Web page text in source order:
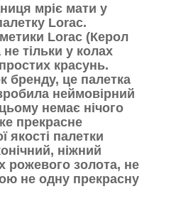
мріє мати у
Lorac.
Lorac (Керол
тільки у колах
красунь.
бренду, це палетка
неймовірний
немає нічого
прекрасне
якості палетки
ніжний
рожевого золота, не
не одну прекрасну